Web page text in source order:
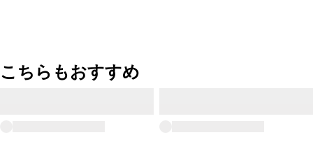
こちらもおすすめ